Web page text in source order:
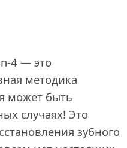
4 — это
методика
может быть
случаях! Это
зубного